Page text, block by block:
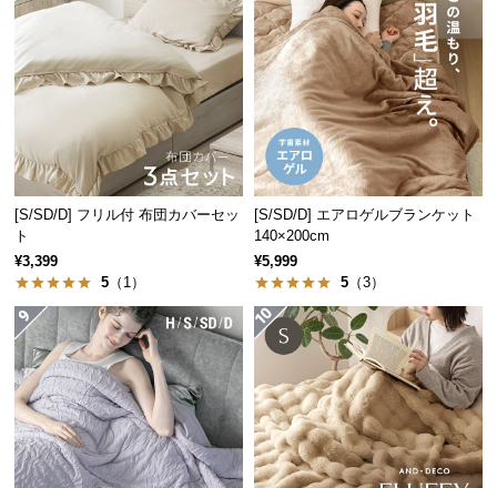
つ
て
経
路
に
い
て
返
品・
キ
ャ
ン
セ
[S/SD/D] フリル付 布団カバーセッ
ト
¥3,399
5 （1）
[S/SD/D] エアロゲルブランケット
140×200cm
¥5,999
5 （3）